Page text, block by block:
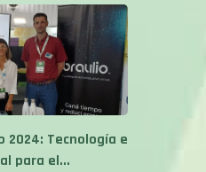
2024: Tecnología e
para el...